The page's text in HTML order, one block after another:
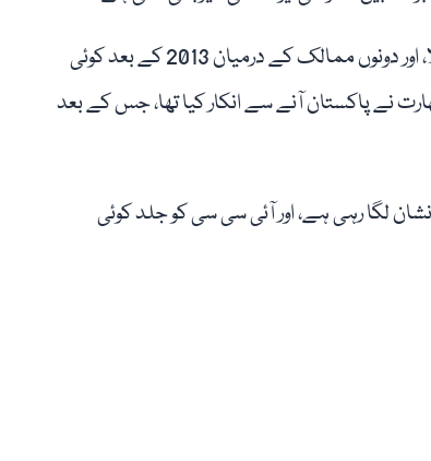
بھارت نے 2008 کے بعد سے پاکستان میں کوئی میچ نہیں کھیلا، اور دونوں ممالک کے درمیان 2013 کے بعد کوئی
نے پاکستان آنے سے انکار کیا تھا، جس کے بعد
لگا رہی ہے، اور آئی سی سی کو جلد کوئی